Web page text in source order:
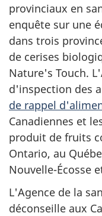
provinciaux en
enquête sur une
dans trois
de cerises
Nature's Touch.
d'inspection des
de rappel
Canadiennes et
produit de fruits
Ontario, au
Nouvelle-Écosse
L'Agence de la
déconseille aux